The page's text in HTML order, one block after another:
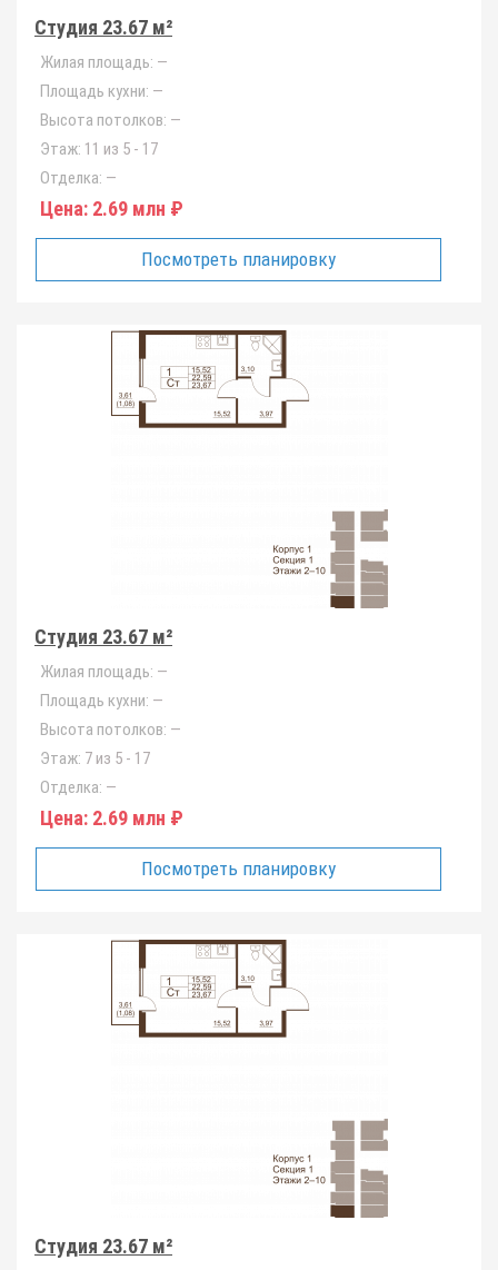
Студия 23.67 м²
Жилая площадь: —
Площадь кухни: —
Высота потолков: —
Этаж: 11 из 5 - 17
Отделка: —
Цена: 2.69 млн ₽
Посмотреть планировку
Студия 23.67 м²
Жилая площадь: —
Площадь кухни: —
Высота потолков: —
Этаж: 7 из 5 - 17
Отделка: —
Цена: 2.69 млн ₽
Посмотреть планировку
Студия 23.67 м²